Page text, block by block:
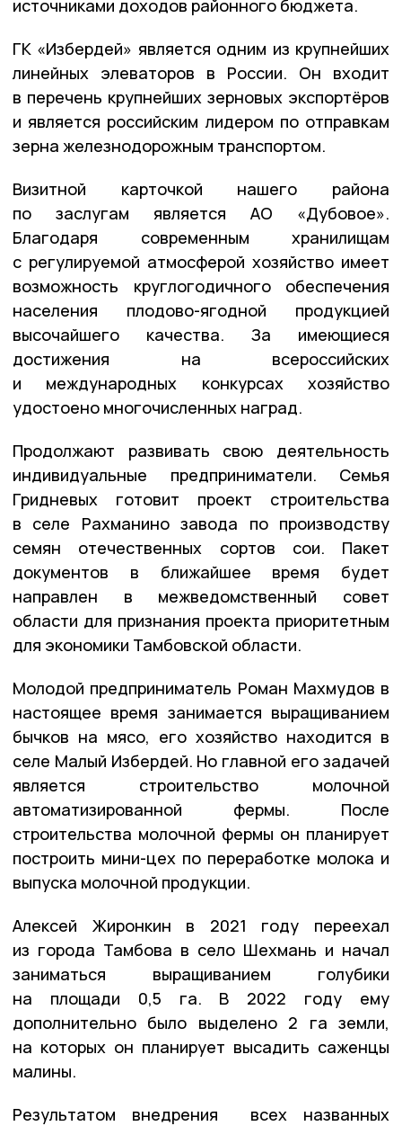
источниками доходов районного бюджета.
ГК «Избердей» является одним из крупнейших
линейных элеваторов в России. Он входит
в перечень крупнейших зерновых экспортёров
и является российским лидером по отправкам
зерна железнодорожным транспортом.
Визитной карточкой нашего района
по заслугам является АО «Дубовое».
Благодаря современным хранилищам
с регулируемой атмосферой хозяйство имеет
возможность круглогодичного обеспечения
населения плодово-ягодной продукцией
высочайшего качества. За имеющиеся
достижения на всероссийских
и международных конкурсах хозяйство
удостоено многочисленных наград.
Продолжают развивать свою деятельность
индивидуальные предприниматели. Семья
Гридневых готовит проект строительства
в селе Рахманино завода по производству
семян отечественных сортов сои. Пакет
документов в ближайшее время будет
направлен в межведомственный совет
области для признания проекта приоритетным
для экономики Тамбовской области.
Молодой предприниматель Роман Махмудов в
настоящее время занимается выращиванием
бычков на мясо, его хозяйство находится в
селе Малый Избердей. Но главной его задачей
является строительство молочной
автоматизированной фермы. После
строительства молочной фермы он планирует
построить мини-цех по переработке молока и
выпуска молочной продукции.
Алексей Жиронкин в 2021 году переехал
из города Тамбова в село Шехмань и начал
заниматься выращиванием голубики
на площади 0,5 га. В 2022 году ему
дополнительно было выделено 2 га земли,
на которых он планирует высадить саженцы
малины.
Результатом внедрения всех названных